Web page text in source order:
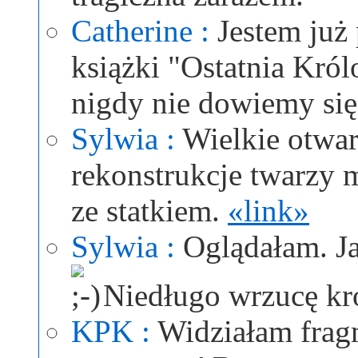
Catherine : Jestem
książki "Ostatnia
nigdy nie dowiemy
Sylwia : Wielkie
rekonstrukcje twarzy
ze statkiem. «link»
Sylwia : Oglądałam.
Niedługo wrzucę
KPK : Widziałam